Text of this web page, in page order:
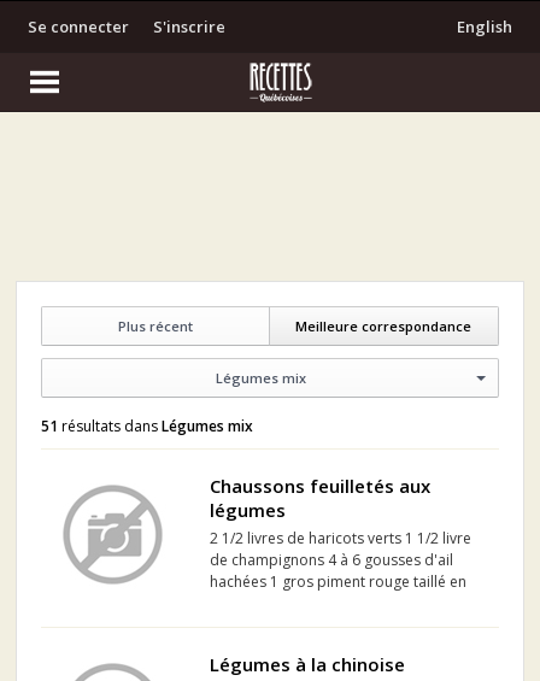
S'inscrire
Se connecter English
Meilleure correspondance
Plus récent
Légumes mix
51 résultats dansLégumes mix
Chaussons feuilletés aux
légumes
2 1/2 livres de haricots verts 1 1/2 livre
de champignons 4 à 6 gousses d'ail
hachées 1 gros piment rouge taillé en
tasse de persil frais haché 1 tasse de
tasses...
Légumes à la chinoise